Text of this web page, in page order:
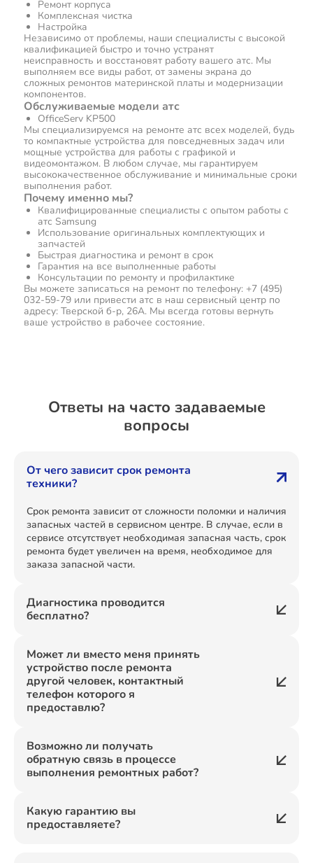
Ремонт корпуса
Комплексная чистка
Настройка
Независимо от проблемы, наши специалисты с высокой
квалификацией быстро и точно устранят
неисправность и восстановят работу вашего атс. Мы
выполняем все виды работ, от замены экрана до
сложных ремонтов материнской платы и модернизации
компонентов.
Обслуживаемые модели атс
OfficeServ KP500
Мы специализируемся на ремонте атс всех моделей, будь
то компактные устройства для повседневных задач или
мощные устройства для работы с графикой и
видеомонтажом. В любом случае, мы гарантируем
высококачественное обслуживание и минимальные сроки
выполнения работ.
Почему именно мы?
Квалифицированные специалисты с опытом работы с
атс Samsung
Использование оригинальных комплектующих и
запчастей
Быстрая диагностика и ремонт в срок
Гарантия на все выполненные работы
Консультации по ремонту и профилактике
Вы можете записаться на ремонт по телефону: +7 (495)
032-59-79 или привести атс в наш сервисный центр по
адресу: Тверской б-р, 26А. Мы всегда готовы вернуть
ваше устройство в рабочее состояние.
Ответы на часто задаваемые
вопросы
От чего зависит срок ремонта
техники?
Срок ремонта зависит от сложности поломки и наличия
запасных частей в сервисном центре. В случае, если в
сервисе отсутствует необходимая запасная часть, срок
ремонта будет увеличен на время, необходимое для
заказа запасной части.
Диагностика проводится
бесплатно?
Может ли вместо меня принять
устройство после ремонта
другой человек, контактный
телефон которого я
предоставлю?
Возможно ли получать
обратную связь в процессе
выполнения ремонтных работ?
Какую гарантию вы
предоставляете?